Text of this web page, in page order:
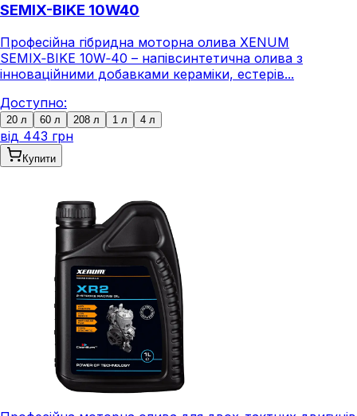
SEMIX-BIKE 10W40
Професійна гібридна моторна олива XENUM
SEMIX‑BIKE 10W‑40 – напівсинтетична олива з
інноваційними добавками кераміки, естерів...
Доступно:
20 л 60 л 208 л 1 л 4 л
від 443 грн
Купити